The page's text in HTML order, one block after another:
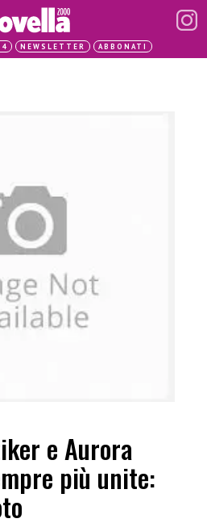
NEWSLETTER ABBONATI
e Aurora
più unite: